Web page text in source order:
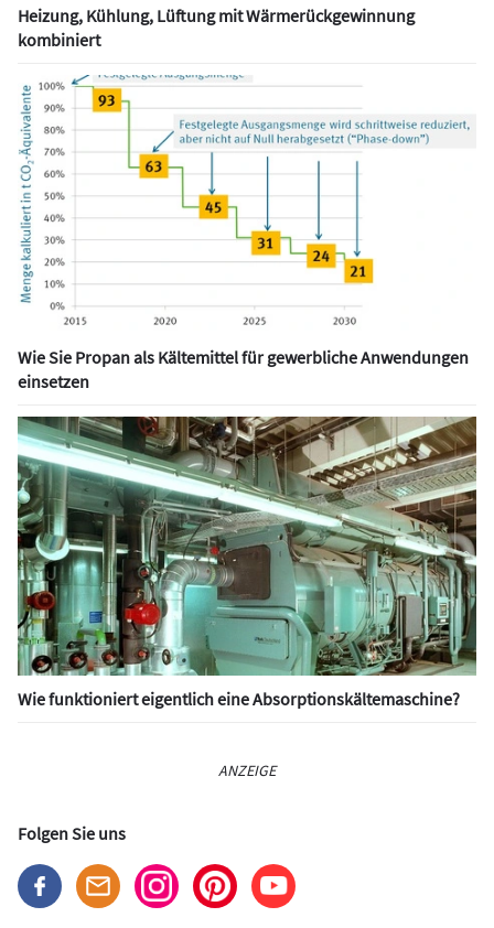
Heizung, Kühlung, Lüftung mit Wärmerückgewinnung
kombiniert
Wie Sie Propan als Kältemittel für gewerbliche Anwendungen
einsetzen
Wie funktioniert eigentlich eine Absorptionskältemaschine?
ANZEIGE
Folgen Sie uns